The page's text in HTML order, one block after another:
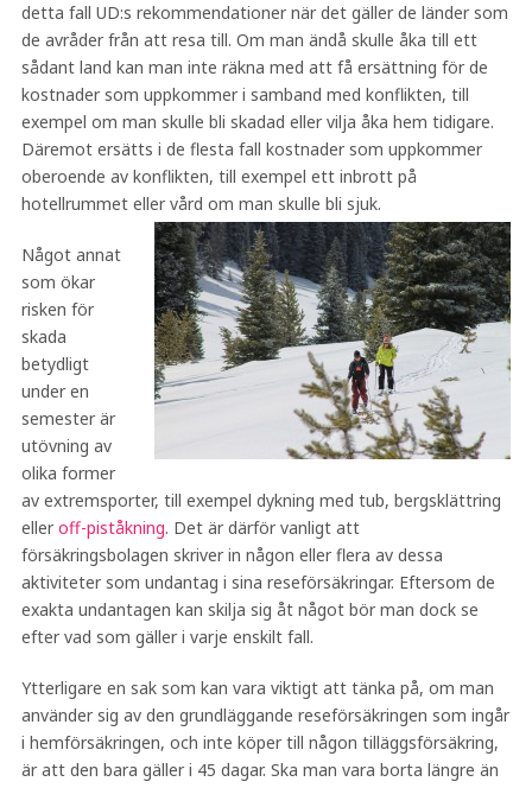
detta fall UD:s rekommendationer när det gäller de länder som
de avråder från att resa till. Om man ändå skulle åka till ett
sådant land kan man inte räkna med att få ersättning för de
kostnader som uppkommer i samband med konflikten, till
exempel om man skulle bli skadad eller vilja åka hem tidigare.
Däremot ersätts i de flesta fall kostnader som uppkommer
oberoende av konflikten, till exempel ett inbrott på
hotellrummet eller vård om man skulle bli sjuk.
Något annat
som ökar
risken för
skada
betydligt
under en
semester är
utövning av
olika former
av extremsporter, till exempel dykning med tub, bergsklättring
eller off-piståkning. Det är därför vanligt att
försäkringsbolagen skriver in någon eller flera av dessa
aktiviteter som undantag i sina reseförsäkringar. Eftersom de
exakta undantagen kan skilja sig åt något bör man dock se
efter vad som gäller i varje enskilt fall.
Ytterligare en sak som kan vara viktigt att tänka på, om man
använder sig av den grundläggande reseförsäkringen som ingår
i hemförsäkringen, och inte köper till någon tilläggsförsäkring,
är att den bara gäller i 45 dagar. Ska man vara borta längre än